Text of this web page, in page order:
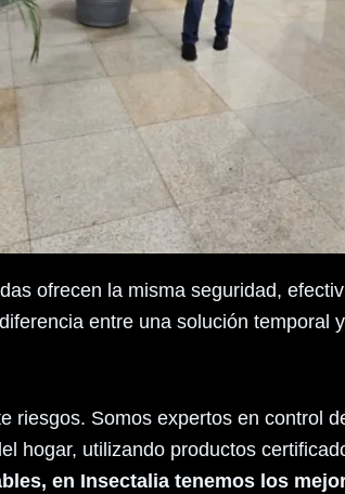
ofrecen la misma seguridad,
entre una solución temporal
riesgos. Somos expertos en control
hogar, utilizando productos
en Insectalia tenemos los